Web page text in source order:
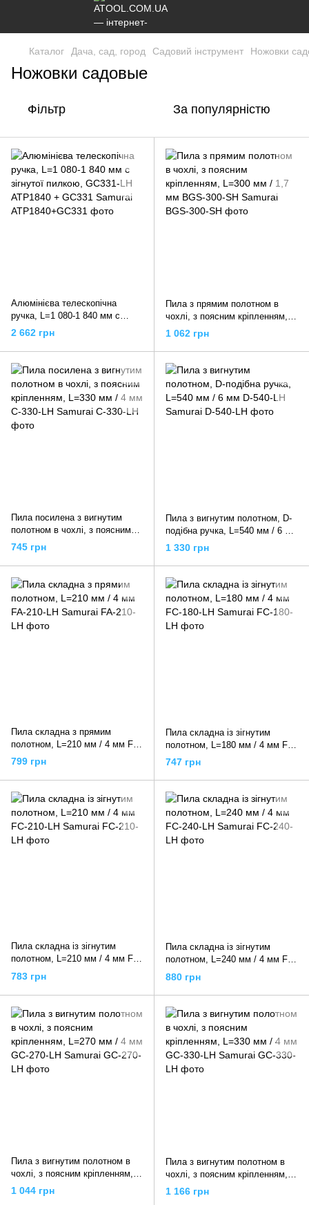
Каталог Дача, сад, город Садовий інструмент Ножовки
Ножовки садовые
Фільтр За популярністю
Алюмінієва телескопічна
ручка, L=1 080-1 840 мм c
зігнутої пилкою, GC331-LH
ATP1840 + GC331 Samurai
2 662 грн
Пила з прямим полотном в
чохлі, з поясним кріпленням,
L=300 мм / 1,7 мм BGS-300-SH
Samurai
1 062 грн
Пила посилена з вигнутим
полотном в чохлі, з поясним
кріпленням, L=330 мм / 4 мм
C-330-LH Samurai
745 грн
Пила з вигнутим полотном, D-
подібна ручка, L=540 мм / 6 мм
D-540-LH Samurai
1 330 грн
Пила складна з прямим
полотном, L=210 мм / 4 мм FA-
210-LH Samurai
799 грн
Пила складна із зігнутим
полотном, L=180 мм / 4 мм FC-
180-LH Samurai
747 грн
Пила складна із зігнутим
полотном, L=210 мм / 4 мм FC-
210-LH Samurai
783 грн
Пила складна із зігнутим
полотном, L=240 мм / 4 мм FC-
240-LH Samurai
880 грн
Пила з вигнутим полотном в
чохлі, з поясним кріпленням,
L=270 мм / 4 мм GC-270-LH
Samurai
1 044 грн
Пила з вигнутим полотном в
чохлі, з поясним кріпленням,
L=330 мм / 4 мм GC-330-LH
Samurai
1 166 грн